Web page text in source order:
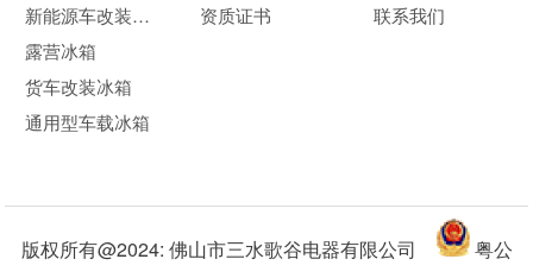
新能源车改装冰箱
露营冰箱
货车改装冰箱
通用型车载冰箱
资质证书
联系我们
版权所有@2024: 佛山市三水歌谷电器有限公司 粤公